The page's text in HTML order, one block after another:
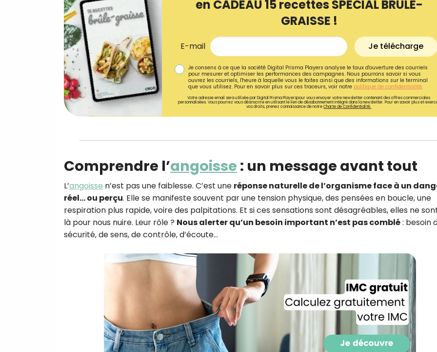
en CADEAU 15 recettes SPÉCIAL BRÛLE-
GRAISSE !
E-mail Je télécharge
Je consens à ce que la société Digital Prisma Players analyse le taux d'ouverture des courriels
pour mesurer et optimiser les performances des campagnes. Nous pourrons savoir si vous
ouvrez les courriels, l'heure à laquelle vous le faites ainsi que des informations sur le terminal
que vous utilisez. Pour en savoir plus sur ces traceurs, voir notre politique de confidentialité.
Votre adresse email sera utilisée par Digital Prisma Playerspour vous envoyer votre newsletter contenant des offres commerciales
personnalisées. Vous pourrez vous désinscrire en utilisant le lien de désabonnement intégré dans la newsletter. Pour en savoir plus et
vos droits, prenez connaissance de notreCharte de Confidentialité.
Comprendre l’angoisse : un message avant tout
L’angoisse n’est pas une faiblesse. C’est une réponse naturelle de l’organisme face à un
réel… ou perçu. Elle se manifeste souvent par une tension physique, des pensées en boucle, une
respiration plus rapide, voire des palpitations. Et si ces sensations sont désagréables, elles ne
là pour nous nuire. Leur rôle ? Nous alerter qu’un besoin important n’est pas comblé: besoin
sécurité, de sens, de contrôle, d’écoute…
Recevez gratuitement
recettes inédites de
!
Ainsi que la newsletter
Je consens à ce que la société
Prisma Players analyse le taux
des courriels pour mesurer et
performances des campagnes.
pourrons savoir si vous ouvrez les
l'heure à laquelle vous le faites ainsi
des informations sur le terminal que
utilisez. Pour en savoir plus sur ces
voir notrepolitique de confidentialité